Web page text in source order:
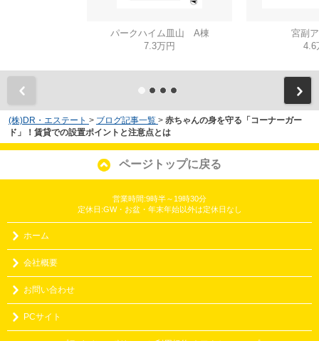
パークハイム皿山 A棟
7.3万円
宮副
4.6
(株)DR・エステート > ブログ記事一覧 > 赤ちゃんの身を守る「コーナーガー
ド」！賃貸での設置ポイントと注意点とは
ページトップに戻る
営業時間:9時半～19時30分
定休日:GW・お盆・年末年始以外は定休日なし
ホーム
会社概要
お問い合わせ
PCサイト